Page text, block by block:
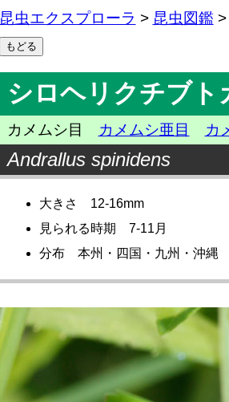
昆虫エクスプローラ > 昆虫図鑑>
シロヘリクチブト
カメムシ目 カメムシ亜目 カ
Andrallus spinidens
大きさ 12-16mm
見られる時期 7-11月
分布 本州・四国・九州・沖縄